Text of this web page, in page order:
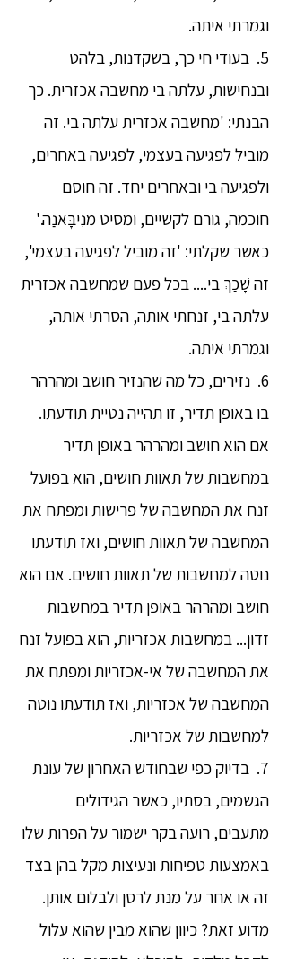
וגמרתי איתה.
5. בעודי חי כך, בשקדנות, בלהט
ובנחישות, עלתה בי מחשבה אכזרית. כך
הבנתי: 'מחשבה אכזרית עלתה בי. זה
מוביל לפגיעה בעצמי, לפגיעה באחרים,
ולפגיעה בי ובאחרים יחד. זה חוסם
חוכמה, גורם לקשיים, ומסיט מנִיבָּאנַה.'
כאשר שקלתי: 'זה מוביל לפגיעה בעצמי',
זה שָׁכַךְ בי.... בכל פעם שמחשבה אכזרית
עלתה בי, זנחתי אותה, הסרתי אותה,
וגמרתי איתה.
6. נזירים, כל מה שהנזיר חושב ומהרהר
בו באופן תדיר, זו תהייה נטיית תודעתו.
אם הוא חושב ומהרהר באופן תדיר
במחשבות של תאוות חושים, הוא בפועל
זנח את המחשבה של פרישות ומפתח את
המחשבה של תאוות חושים, ואז תודעתו
נוטה למחשבות של תאוות חושים. אם הוא
חושב ומהרהר באופן תדיר במחשבות
זדון... במחשבות אכזריות, הוא בפועל זנח
את המחשבה של אי-אכזריות ומפתח את
המחשבה של אכזריות, ואז תודעתו נוטה
למחשבות של אכזריות.
7. בדיוק כפי שבחודש האחרון של עונת
הגשמים, בסתיו, כאשר הגידולים
מתעבים, רועה בקר ישמור על הפרות שלו
באמצעות טפיחות ונעיצות מקל בהן בצד
זה או אחר על מנת לרסן ולבלום אותן.
מדוע זאת? כיוון שהוא מבין שהוא עלול